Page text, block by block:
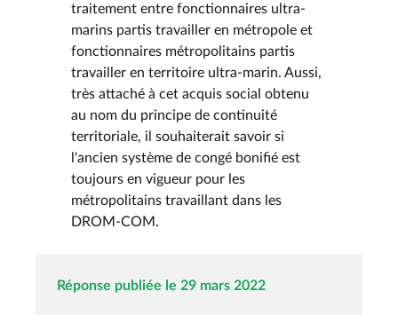
traitement entre fonctionnaires ultra-
marins partis travailler en métropole et
fonctionnaires métropolitains partis
travailler en territoire ultra-marin. Aussi,
très attaché à cet acquis social obtenu
au nom du principe de continuité
territoriale, il souhaiterait savoir si
l'ancien système de congé bonifié est
toujours en vigueur pour les
métropolitains travaillant dans les
DROM-COM.
Réponse publiée le 29 mars 2022